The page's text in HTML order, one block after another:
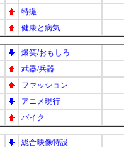
特撮
健康と病気
爆笑/おもしろ
武器/兵器
ファッション
アニメ現行
バイク
総合映像特設